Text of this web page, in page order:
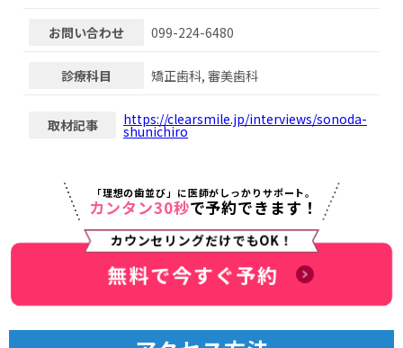
お問い合わせ 099-224-6480
診療科目 矯正歯科, 審美歯科
取材記事 https://clearsmile.jp/interviews/sonoda-
shunichiro
「理想の歯並び」に医師がしっかりサポート。
カンタン30秒で予約できます！
カウンセリングだけでもOK！
無料で今すぐ予約